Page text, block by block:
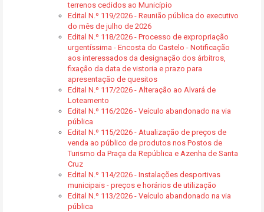
terrenos cedidos ao Município
Edital N.º 119/2026 - Reunião pública do executivo
do mês de julho de 2026
Edital N.º 118/2026 - Processo de expropriação
urgentíssima - Encosta do Castelo - Notificação
aos interessados da designação dos árbitros,
fixação da data de vistoria e prazo para
apresentação de quesitos
Edital N.º 117/2026 - Alteração ao Alvará de
Loteamento
Edital N.º 116/2026 - Veículo abandonado na via
pública
Edital N.º 115/2026 - Atualização de preços de
venda ao público de produtos nos Postos de
Turismo da Praça da República e Azenha de Santa
Cruz
Edital N.º 114/2026 - Instalações desportivas
municipais - preços e horários de utilização
Edital N.º 113/2026 - Veículo abandonado na via
pública